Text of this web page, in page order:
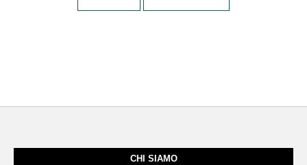
CHI SIAMO